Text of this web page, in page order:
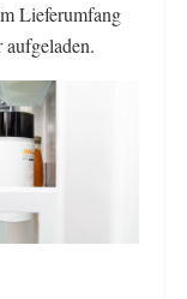
Lieferumfang